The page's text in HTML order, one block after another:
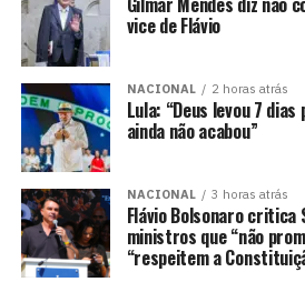
vice de Flávio
NACIONAL 2 horas atrás
Lula: “Deus levou 7
ainda não acabou”
NACIONAL 3 horas atrás
Flávio Bolsonaro critica
ministros que “não
“respeitem a